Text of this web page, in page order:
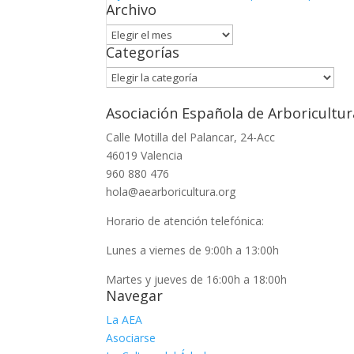
Archivo
Archivo
Categorías
Categorías
Asociación Española de
Calle Motilla del Palancar, 24-Acc
46019 Valencia
960 880 476
hola@aearboricultura.org
Horario de atención telefónica:
Lunes a viernes de 9:00h a 13:00h
Martes y jueves de 16:00h a 18:00h
Navegar
La AEA
Asociarse